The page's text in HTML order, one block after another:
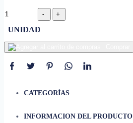
UNIDAD
CATEGORÍAS
INFORMACION DEL PRODUCTO